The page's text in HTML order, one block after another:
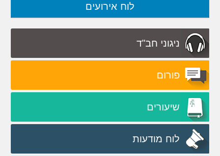
לוח אירועים
ניגוני חב"ד
פורום
שיעורים
לוח מודעות